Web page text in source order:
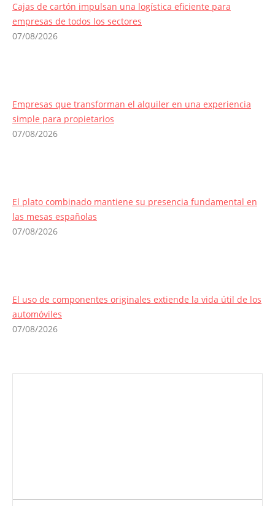
Cajas de cartón impulsan una logística eficiente para
empresas de todos los sectores
07/08/2026
Empresas que transforman el alquiler en una experiencia
simple para propietarios
07/08/2026
El plato combinado mantiene su presencia fundamental en
las mesas españolas
07/08/2026
El uso de componentes originales extiende la vida útil de los
automóviles
07/08/2026